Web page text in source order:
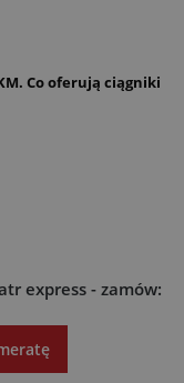
Co oferują ciągniki
express - zamów: